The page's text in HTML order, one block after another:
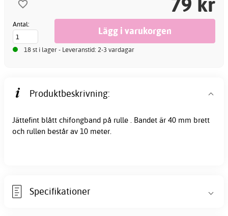
Antal:
18 st i lager - Leveranstid: 2-3 vardagar
Produktbeskrivning:
Jättefint blått chifongband på rulle . Bandet är 40 mm brett
och rullen består av 10 meter.
Specifikationer